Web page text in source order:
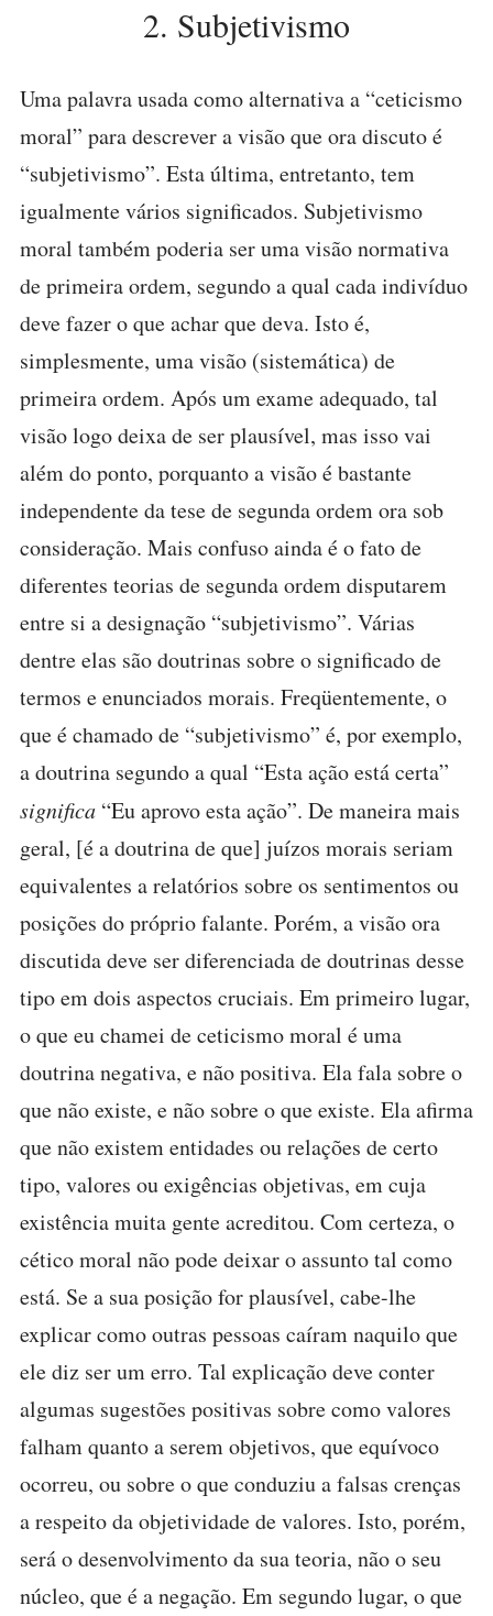
2. Subjetivismo
Uma palavra usada como alternativa a “ceticismo
moral” para descrever a visão que ora discuto é
“subjetivismo”. Esta última, entretanto, tem
igualmente vários significados. Subjetivismo
moral também poderia ser uma visão normativa
de primeira ordem, segundo a qual cada indivíduo
deve fazer o que achar que deva. Isto é,
simplesmente, uma visão (sistemática) de
primeira ordem. Após um exame adequado, tal
visão logo deixa de ser plausível, mas isso vai
além do ponto, porquanto a visão é bastante
independente da tese de segunda ordem ora sob
consideração. Mais confuso ainda é o fato de
diferentes teorias de segunda ordem disputarem
entre si a designação “subjetivismo”. Várias
dentre elas são doutrinas sobre o significado de
termos e enunciados morais. Freqüentemente, o
que é chamado de “subjetivismo” é, por exemplo,
a doutrina segundo a qual “Esta ação está certa”
significa “Eu aprovo esta ação”. De maneira mais
geral, [é a doutrina de que] juízos morais seriam
equivalentes a relatórios sobre os sentimentos ou
posições do próprio falante. Porém, a visão ora
discutida deve ser diferenciada de doutrinas desse
tipo em dois aspectos cruciais. Em primeiro lugar,
o que eu chamei de ceticismo moral é uma
doutrina negativa, e não positiva. Ela fala sobre o
que não existe, e não sobre o que existe. Ela afirma
que não existem entidades ou relações de certo
tipo, valores ou exigências objetivas, em cuja
existência muita gente acreditou. Com certeza, o
cético moral não pode deixar o assunto tal como
está. Se a sua posição for plausível, cabe-lhe
explicar como outras pessoas caíram naquilo que
ele diz ser um erro. Tal explicação deve conter
algumas sugestões positivas sobre como valores
falham quanto a serem objetivos, que equívoco
ocorreu, ou sobre o que conduziu a falsas crenças
a respeito da objetividade de valores. Isto, porém,
será o desenvolvimento da sua teoria, não o seu
núcleo, que é a negação. Em segundo lugar, o que